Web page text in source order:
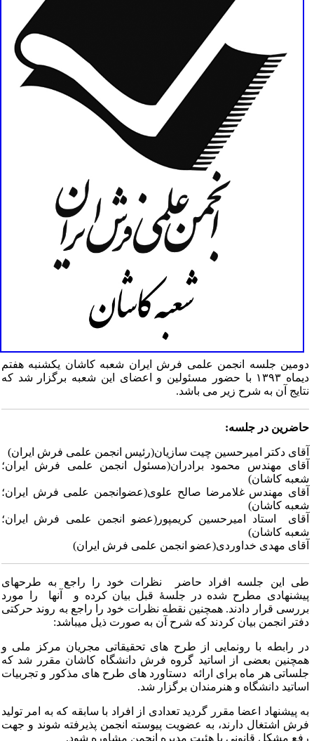
جلسه انجمن علمی فرش ایران شعبه کاشان یکشنبه هفتم
دیماه ۱۳۹۳ با حضور مسئولین و اعضای این شعبه برگزار شد که
آن به شرح زیر می باشد.
در جلسه:
دکتر امیرحسین چیت سازیان(رئیس انجمن علمی فرش ایران)
مهندس محمود برادران(مسئول انجمن علمی فرش ایران؛
کاشان)
مهندس غلامرضا صالح علوی(عضوانجمن علمی فرش ایران؛
کاشان)
استاد امیرحسین کریمپور(عضو انجمن علمی فرش ایران؛
کاشان)
مهدی خداوردی(عضو انجمن علمی فرش ایران)
این جلسه افراد حاضر نظرات خود را راجع به طرحهای
مطرح شده در جلسۀ قبل بیان کرده و آنها را مورد
قرار دادند. همچنین نقطه نظرات خود را راجع به روند حرکتی
انجمن بیان کردند که شرح آن به صورت ذیل میباشد:
رابطه با رونمایی از طرح های تحقیقاتی مجریان مرکز ملی و
بعضی از اساتید گروه فرش دانشگاه کاشان مقرر شد که
هر ماه برای ارائه دستاورد های طرح های مذکور و تجربیات
دانشگاه و هنرمندان برگزار شد.
پیشنهاد اعضا مقرر گردید تعدادی از افراد با سابقه که به امر تولید
اشتغال دارند، به عضویت پیوسته انجمن پذیرفته شوند و جهت
مشکل قانونی با هئیت مدیره انجمن مشاوره شود.